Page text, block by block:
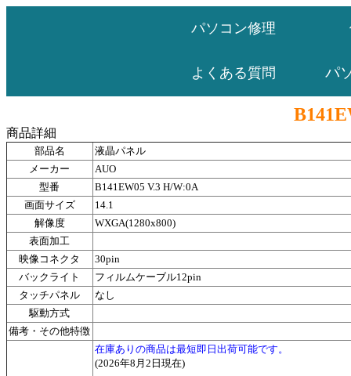
パソコン修理
よくある質問 パ
商品詳細
部品名
液晶パネル
メーカー
AUO
型番
B141EW05 V.3 H/W:0A
画面サイズ
14.1
解像度
WXGA(1280x800)
表面加工
映像コネクタ
30pin
バックライト
フィルムケーブル12pin
タッチパネル
なし
駆動方式
備考・その他特徴
在庫ありの商品は最短即日出荷可能です。
(2026年8月2日現在)